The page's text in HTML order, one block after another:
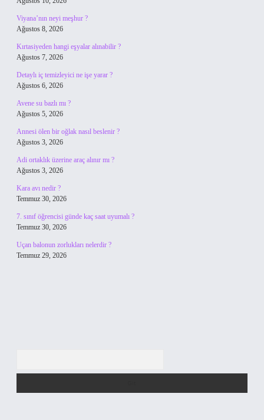
Viyana’nın neyi meşhur ?
Ağustos 8, 2026
Kırtasiyeden hangi eşyalar alınabilir ?
Ağustos 7, 2026
Detaylı iç temizleyici ne işe yarar ?
Ağustos 6, 2026
Avene su bazlı mı ?
Ağustos 5, 2026
Annesi ölen bir oğlak nasıl beslenir ?
Ağustos 3, 2026
Adi ortaklık üzerine araç alınır mı ?
Ağustos 3, 2026
Kara avı nedir ?
Temmuz 30, 2026
7. sınıf öğrencisi günde kaç saat uyumalı ?
Temmuz 30, 2026
Uçan balonun zorlukları nelerdir ?
Temmuz 29, 2026